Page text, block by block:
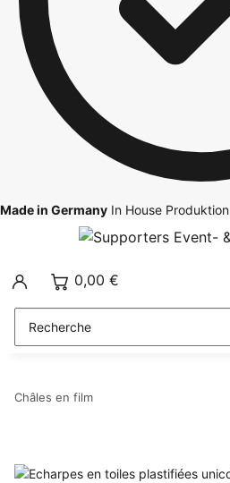
Made in Germany In House Produktion
0,00 €
Châles en film